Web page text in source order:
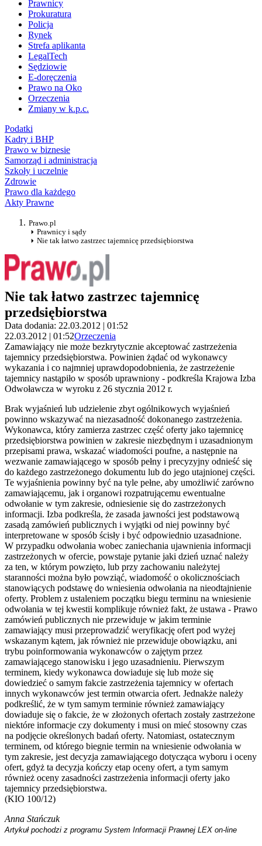
Prawnicy
Prokuratura
Policja
Rynek
Strefa aplikanta
LegalTech
Sędziowie
E-doręczenia
Prawo na Oko
Orzeczenia
Zmiany w k.p.c.
Podatki
Kadry i BHP
Prawo w biznesie
Samorząd i administracja
Szkoły i uczelnie
Zdrowie
Prawo dla każdego
Akty Prawne
Prawo.pl
Prawnicy i sądy
Nie tak łatwo zastrzec tajemnicę przedsiębiorstwa
Nie tak łatwo zastrzec tajemnicę
przedsiębiorstwa
Data dodania: 22.03.2012 | 01:52
22.03.2012 | 01:52Orzeczenia
Zamawiający nie może bezkrytycznie akceptować zastrzeżenia
tajemnicy przedsiębiorstwa. Powinien żądać od wykonawcy
wykazania i co najmniej uprawdopodobnienia, że zastrzeżenie
tajemnicy nastąpiło w sposób uprawniony - podkreśla Krajowa Izba
Odwoławcza w wyroku z 26 stycznia 2012 r.
Brak wyjaśnień lub udzielenie zbyt ogólnikowych wyjaśnień
powinno wskazywać na niezasadność dokonanego zastrzeżenia.
Wykonawca, który zamierza zastrzec część oferty jako tajemnicę
przedsiębiorstwa powinien w zakresie niezbędnym i uzasadnionym
przepisami prawa, wskazać wiadomości poufne, a następnie na
wezwanie zamawiającego w sposób pełny i precyzyjny odnieść się
do każdego zastrzeżonego dokumentu lub do jego utajnionej części.
Te wyjaśnienia powinny być na tyle pełne, aby umożliwić zarówno
zamawiającemu, jak i organowi rozpatrującemu ewentualne
odwołanie w tym zakresie, odniesienie się do zastrzeżonych
informacji. Izba podkreśla, że zasada jawności jest podstawową
zasadą zamówień publicznych i wyjątki od niej powinny być
interpretowane w sposób ścisły i być odpowiednio uzasadnione.
W przypadku odwołania wobec zaniechania ujawnienia informacji
zastrzeżonych w ofercie, powstaje pytanie jaki dzień uznać należy
za ten, w którym powzięto, lub przy zachowaniu należytej
staranności można było powziąć, wiadomość o okolicznościach
stanowiących podstawę do wniesienia odwołania na nieodtajnienie
oferty. Problem z ustaleniem początku biegu terminu na wniesienie
odwołania w tej kwestii komplikuje również fakt, że ustawa - Prawo
zamówień publicznych nie przewiduje w jakim terminie
zamawiający musi przeprowadzić weryfikację ofert pod wyżej
wskazanym kątem, jak również nie przewiduje obowiązku, ani
trybu poinformowania wykonawców o zajętym przez
zamawiającego stanowisku i jego uzasadnieniu. Pierwszym
terminem, kiedy wykonawca dowiaduje się lub może się
dowiedzieć o samym fakcie zastrzeżenia tajemnicy w ofertach
innych wykonawców jest termin otwarcia ofert. Jednakże należy
podkreślić, że w tym samym terminie również zamawiający
dowiaduje się o fakcie, że w złożonych ofertach zostały zastrzeżone
niektóre informacje czy dokumenty i musi on mieć stosowny czas
na podjęcie określonych badań oferty. Natomiast, ostatecznym
terminem, od którego biegnie termin na wniesienie odwołania w
tym zakresie, jest decyzja zamawiającego dotycząca wyboru i oceny
ofert, gdyż ta decyzja kończy etap oceny ofert, a tym samym
również oceny zasadności zastrzeżenia informacji oferty jako
tajemnicy przedsiębiorstwa.
(KIO 100/12)
Anna Stańczuk
Artykuł pochodzi z programu System Informacji Prawnej LEX on-line